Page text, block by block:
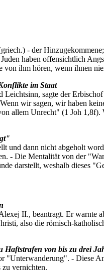
- der
haben offensichtlich
von ihm hören, wenn ihnen
im Staat
sagte der
wir sagen, wir haben
allem Unrecht" (1 Joh
und dann nicht abgeholt
- Die Mentalität von der
darstellt, weshalb dieses
II., beantragt. Er
also die römisch-
Haftstrafen von bis zu drei
- Diese
zu vernichten.